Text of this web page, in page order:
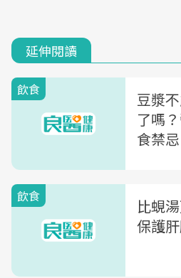
延伸閱讀
飲食
豆漿
了嗎
食禁忌
飲食
比蜆
保護